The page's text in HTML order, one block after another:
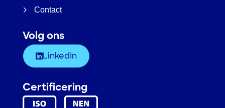
Contact
Volg ons
LinkedIn
Certificering